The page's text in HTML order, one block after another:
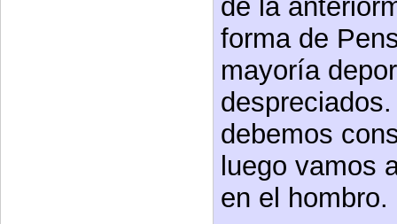
de la
forma de
mayoría
debemos
luego vamos
en el hombro.